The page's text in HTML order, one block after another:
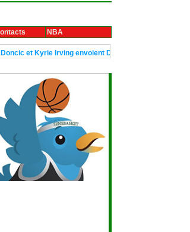
NBA
Irving envoient Dallas en finale